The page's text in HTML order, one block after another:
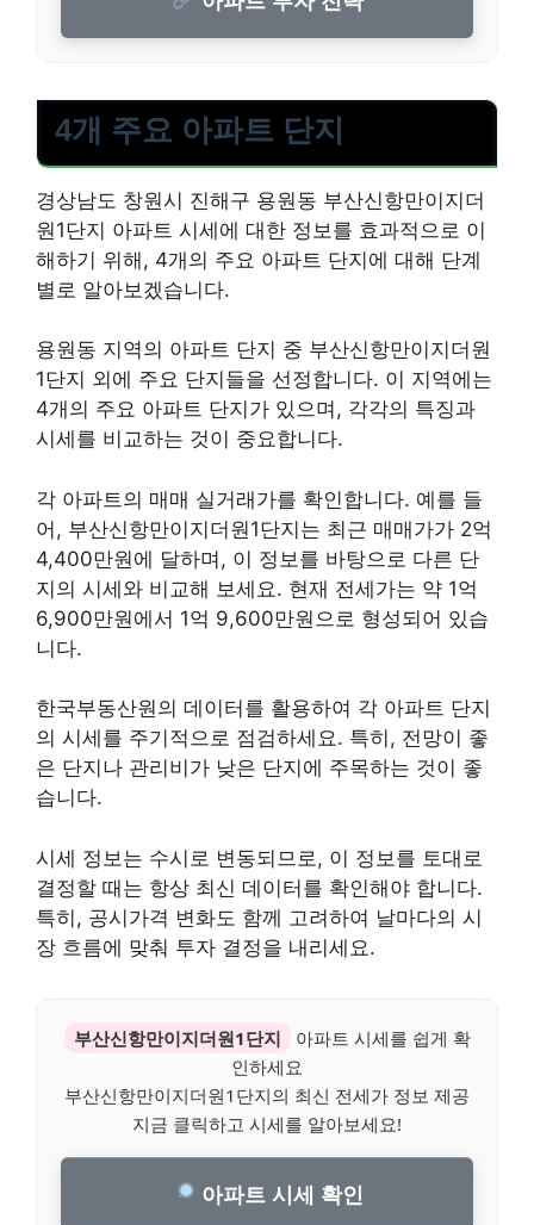
4개 주요 아파트 단지
경상남도 창원시 진해구 용원동 부산신항만이지더
원1단지 아파트 시세에 대한 정보를 효과적으로 이
해하기 위해, 4개의 주요 아파트 단지에 대해 단계
별로 알아보겠습니다.
용원동 지역의 아파트 단지 중 부산신항만이지더원
1단지 외에 주요 단지들을 선정합니다. 이 지역에는
4개의 주요 아파트 단지가 있으며, 각각의 특징과
시세를 비교하는 것이 중요합니다.
각 아파트의 매매 실거래가를 확인합니다. 예를 들
어, 부산신항만이지더원1단지는 최근 매매가가 2억
4,400만원에 달하며, 이 정보를 바탕으로 다른 단
지의 시세와 비교해 보세요. 현재 전세가는 약 1억
6,900만원에서 1억 9,600만원으로 형성되어 있습
니다.
한국부동산원의 데이터를 활용하여 각 아파트 단지
의 시세를 주기적으로 점검하세요. 특히, 전망이 좋
은 단지나 관리비가 낮은 단지에 주목하는 것이 좋
습니다.
시세 정보는 수시로 변동되므로, 이 정보를 토대로
결정할 때는 항상 최신 데이터를 확인해야 합니다.
특히, 공시가격 변화도 함께 고려하여 날마다의 시
장 흐름에 맞춰 투자 결정을 내리세요.
부산신항만이지더원1단지
아파트 시세를 쉽게 확
인하세요
부산신항만이지더원1단지의 최신 전세가 정보 제공
지금 클릭하고 시세를 알아보세요!
아파트 시세 확인